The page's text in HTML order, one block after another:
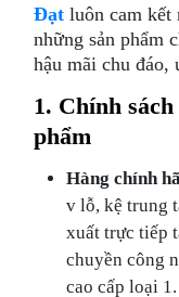
Đạt luôn cam kết
những sản phẩm
hậu mãi chu đáo,
1. Chính
phẩm
Hàng chính
v lỗ, kệ trung
xuất trực tiếp
chuyền công
cao cấp loại 1.